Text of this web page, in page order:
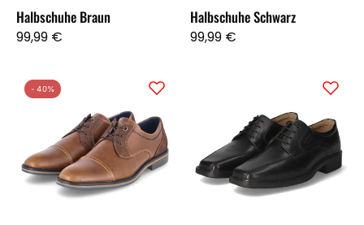
Halbschuhe Braun
99,99 €
Halbschuhe Schwarz
99,99 €
Halbschuhe
- 40%
Halbschuhe
01
Schwarz